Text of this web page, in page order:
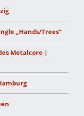
„Hands/Trees“
Metalcore |